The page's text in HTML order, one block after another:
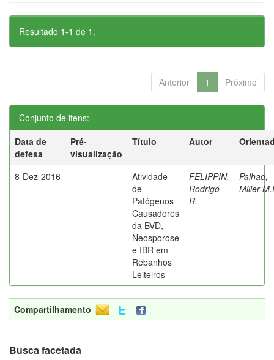
Resultado 1-1 de 1.
Anterior 1 Próximo
Conjunto de itens:
Data de
defesa
Pré-
visualização
Título Autor
8-Dez-2016
Atividade
de
Patógenos
Causadores
da BVD,
Neosporose
e IBR em
Rebanhos
Leiteiros
FELIPPIN,
Rodrigo
R.
Palhao,
Miller
Compartilhamento
Busca facetada